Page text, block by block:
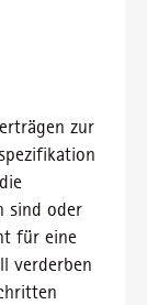
zur
sind oder
für eine
verderben